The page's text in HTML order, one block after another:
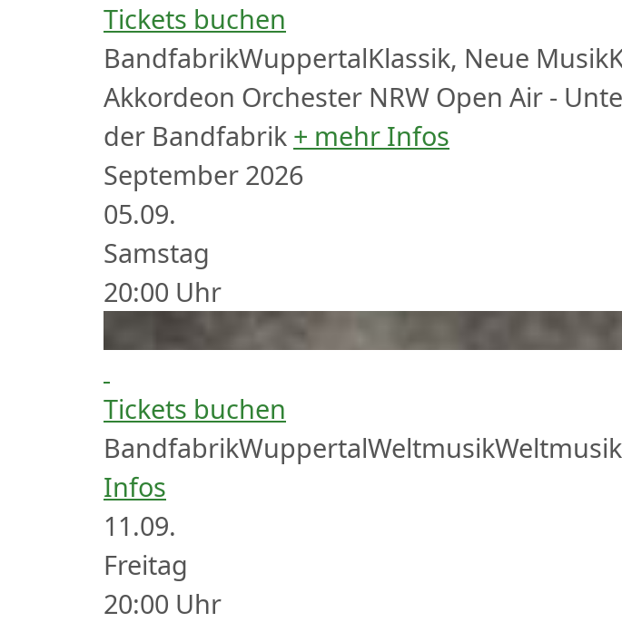
Tickets buchen
BandfabrikWuppertalKlassik, Neue Musik
Akkordeon Orchester NRW Open Air -
der Bandfabrik + mehr Infos
September 2026
05.09.
Samstag
20:00 Uhr
Tickets buchen
BandfabrikWuppertalWeltmusikWeltmusik
Infos
11.09.
Freitag
20:00 Uhr